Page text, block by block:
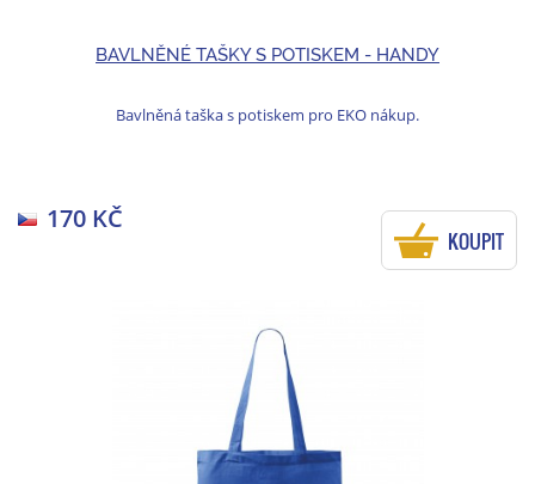
BAVLNĚNÉ TAŠKY S POTISKEM - HANDY
Bavlněná taška s potiskem pro EKO nákup.
170 KČ
KOUPIT